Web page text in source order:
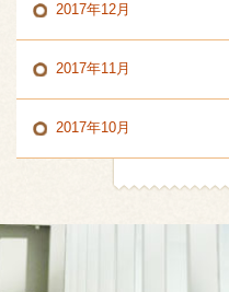
2017年12月
2017年11月
2017年10月